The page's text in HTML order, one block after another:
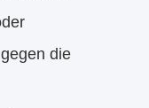
die